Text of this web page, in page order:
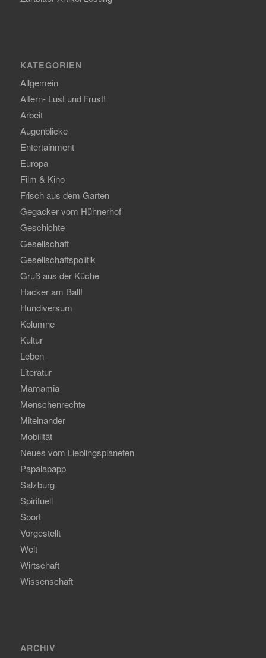
KATEGORIEN
Allgemein
Altern- Lust und Frust!
Arbeit
Augenblicke
Entertainment
Europa
Film & Kino
Frisch aus dem Garten
Gegacker vom Hühnerhof
Geschichte
Gesellschaft
Gesellschaftspolitik
Gruß aus der Küche
Hacker am Ball!
Hundiversum
Kolumne
Kultur
Leben
Literatur
Mamamia
Menschenrechte
Miteinander
Mobilität
Neues vom Lieblingsplaneten
Papalapapp
Salzburg
Spirituell
Sport
Vorgestellt
Welt
Wirtschaft
Wissenschaft
ARCHIV